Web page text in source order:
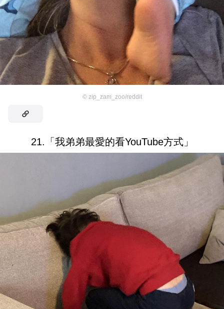
© zip_zam_zoo/reddit
21.「我弟弟最愛的看YouTube方式」